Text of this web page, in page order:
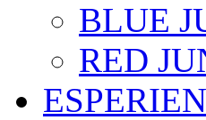
BLUE
RED